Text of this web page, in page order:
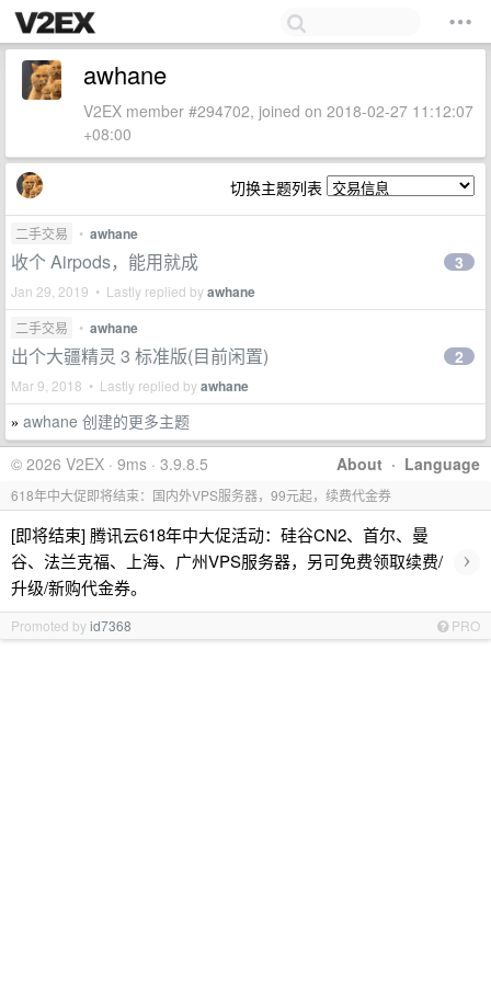
awhane
V2EX member #294702, joined on 2018-02-27 11:12:07
+08:00
切换主题列表
二手交易 • awhane
收个 Airpods，能用就成
Jan 29, 2019 • Lastly replied byawhane
3
二手交易 • awhane
出个大疆精灵 3 标准版(目前闲置)
Mar 9, 2018 • Lastly replied byawhane
2
» awhane 创建的更多主题
About · Language
© 2026 V2EX · 9ms · 3.9.8.5
618年中大促即将结束：国内外VPS服务器，99元起，续费代金券
[即将结束] 腾讯云618年中大促活动：硅谷CN2、首尔、曼
谷、法兰克福、上海、广州VPS服务器，另可免费领取续费/
升级/新购代金券。
›
Promoted byid7368 PRO